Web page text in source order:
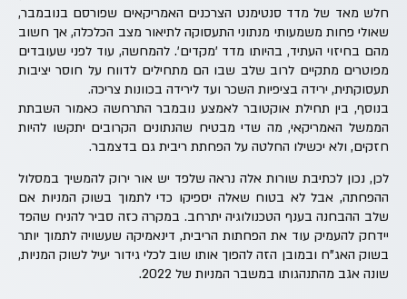
חלש מאד של מדד סנטימנט הצרכנים האמריקאים שפורסם בנובמבר,
שאולי פחות משמעותי מנתוני התעסוקה לתיאור מצב הכלכלה, אך חשוב
מהם בחיזוי העתיד, בהיותו מדד 'מקדים'. להמחשה, עוד לפני שעובדים
מפוטרים מתקיים לרוב שלב שבו הם מתחילים לדווח על חוסר יציבות
תעסוקתית, ירידה בציפיות השכר ועד לירידה בכוונות צריכה.
בנוסף, בין תחילת אוקטובר לאמצע נובמבר התרחשה כאמור השבתת
הממשל האמריקאי, מה שדי מבטיח שהנתונים הקרובים יתקשו להיות
חזקים, ולא יכשילו החלטה על הפחתת ריבית גם בדצמבר.
לכן, נכון לכתיבת שורות אלה נראה שלפד יש אור ירוק להמשיך במסלול
ההפחתה, אבל לא בטוח שאלה יספיקו כדי לתמוך בשוק המניות אם
שלב ההבחנה בענף הטכנולוגיה יתרחב. במקרה כזה סביר להניח שהפד
יידחק להעמיק עוד את הפחתות הריבית, דינאמיקה שעשויה לתמוך יותר
בשוק האג"ח ובמובן הזה להפוך אותו שוב לכלי גידור יעיל לשוק המניות,
שונה אגב מהתנהגותו במשבר המניות של 2022.